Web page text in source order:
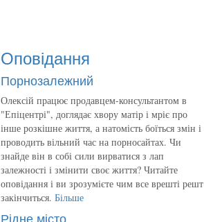
Оповідання
Порнозалежний
Олексій працює продавцем-консультантом в
"Епіцентрі", доглядає хвору матір і мріє про
інше розкішне життя, а натомість боїться змін і
проводить вільний час на порносайтах. Чи
знайде він в собі сили вирватися з лап
залежності і змінити своє життя? Читайте
оповідання і ви зрозумієте чим все врешті решт
закінчиться. Більше
Рідне місто